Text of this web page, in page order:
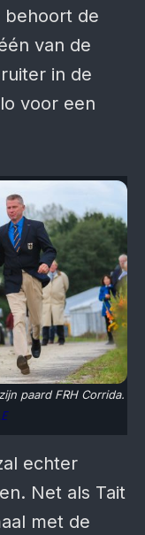
behoort de
van de
in de
voor een
paard FRH Corrida.
echter
Net als Tait
met de